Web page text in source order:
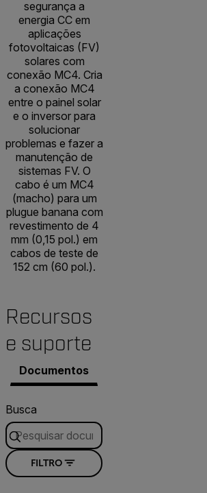
segurança a
energia CC em
aplicações
fotovoltaicas (FV)
solares com
conexão MC4. Cria
a conexão MC4
entre o painel solar
e o inversor para
solucionar
problemas e fazer a
manutenção de
sistemas FV. O
cabo é um MC4
(macho) para um
plugue banana com
revestimento de 4
mm (0,15 pol.) em
cabos de teste de
152 cm (60 pol.).
Recursos
e suporte
Documentos
Busca
FILTRO